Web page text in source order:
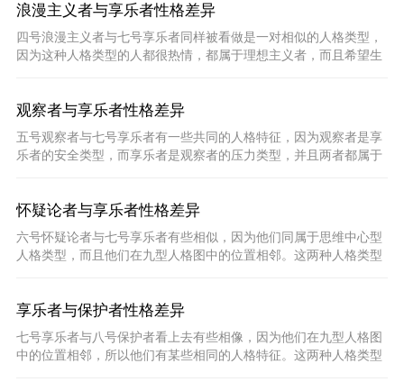
浪漫主义者与享乐者性格差异
四号浪漫主义者与七号享乐者同样被看做是一对相似的人格类型，
因为这种人格类型的人都很热情，都属于理想主义者，而且希望生
观察者与享乐者性格差异
五号观察者与七号享乐者有一些共同的人格特征，因为观察者是享
乐者的安全类型，而享乐者是观察者的压力类型，并且两者都属于
怀疑论者与享乐者性格差异
六号怀疑论者与七号享乐者有些相似，因为他们同属于思维中心型
人格类型，而且他们在九型人格图中的位置相邻。这两种人格类型
享乐者与保护者性格差异
七号享乐者与八号保护者看上去有些相像，因为他们在九型人格图
中的位置相邻，所以他们有某些相同的人格特征。这两种人格类型